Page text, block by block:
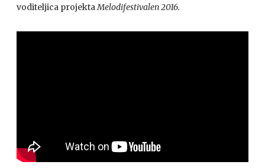
voditeljica projektaMelodifestivalen 2016.